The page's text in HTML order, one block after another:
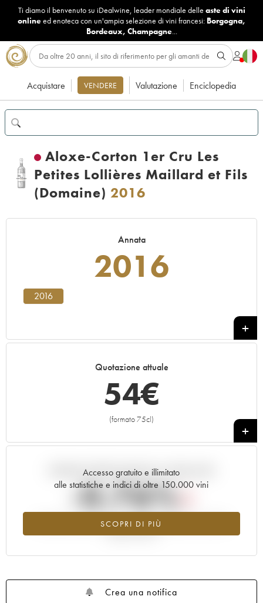
Ti diamo il benvenuto su iDealwine, leader mondiale delle aste di vini
onlineed enoteca con un'ampia selezione di vini francesi: Borgogna,
Bordeaux, Champagne...
Acquistare VENDERE Valutazione Enciclopedia
Aloxe-Corton 1er Cru Les
Petites Lollières Maillard et Fils
(Domaine) 2016
Annata
2016
2016
Quotazione attuale
54€
(formato 75cl)
+
Accesso gratuito e illimitato
alle statistiche e indici di oltre 150.000 vini
SCOPRI DI PIÙ
Andamento della quotazione in tempo reale
-0.76%
Tendenza al ribasso per il valore dell'annata 2016 nel 2026
Crea una notifica